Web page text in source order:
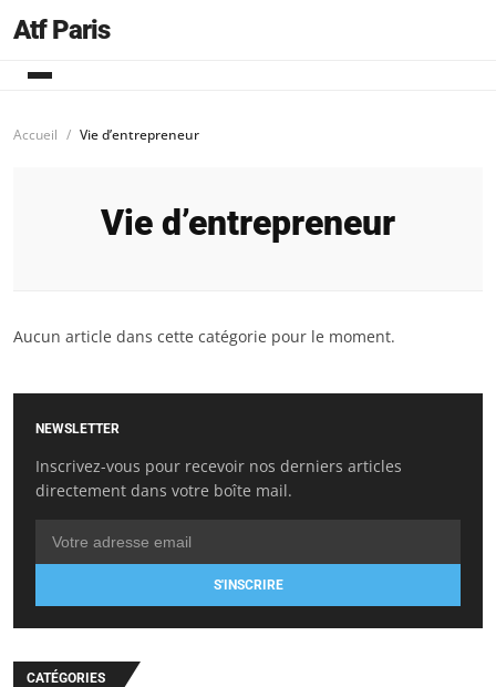
Atf Paris
Accueil Vie d’entrepreneur
Vie d’entrepreneur
Aucun article dans cette catégorie pour le moment.
NEWSLETTER
Inscrivez-vous pour recevoir nos derniers articles
directement dans votre boîte mail.
S'INSCRIRE
CATÉGORIES